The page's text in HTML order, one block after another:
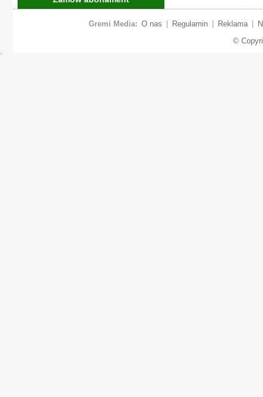
Gremi Media: O nas Regulamin Reklama
©